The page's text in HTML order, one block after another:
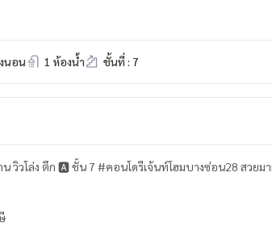
นอน 1 ห้องน้ำ ชั้นที่ : 7
วิวโล่ง ตึก 🅰️ ชั้น 7 #คอนโดรีเจ้นท์โฮมบางซ่อน28 สวยมา